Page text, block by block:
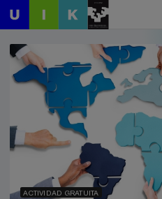
ACTIVIDAD GRATUITA